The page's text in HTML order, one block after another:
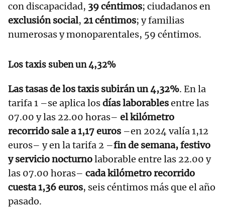
con discapacidad, 39 céntimos; ciudadanos en
exclusión social, 21 céntimos; y familias
numerosas y monoparentales, 59 céntimos.
Los taxis suben un 4,32%
Las tasas de los taxis subirán un 4,32%. En la
tarifa 1 –se aplica losdías laborablesentre las
07.00 y las 22.00 horas– el kilómetro
recorrido sale a 1,17 euros –en 2024 valía 1,12
euros– y en la tarifa 2 –fin de semana, festivo
y servicio nocturnolaborable entre las 22.00 y
las 07.00 horas– cada kilómetro recorrido
cuesta 1,36 euros, seis céntimos más que el año
pasado.